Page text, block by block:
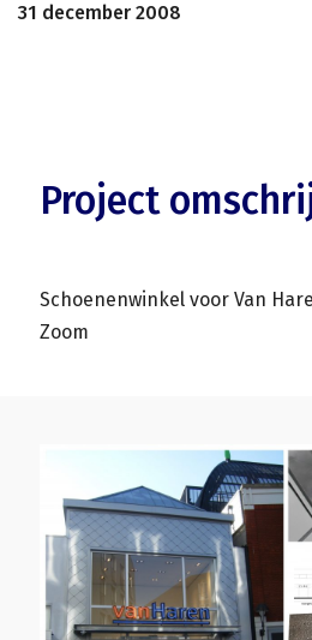
31 december 2008
Project
Schoenenwinkel voor Van
Zoom